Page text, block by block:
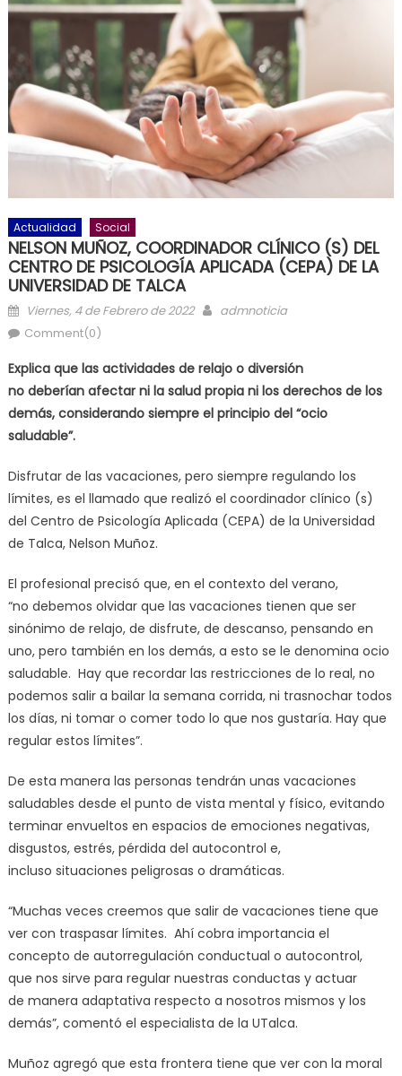
Actualidad Social
NELSON MUÑOZ, COORDINADOR CLÍNICO (S) DEL
CENTRO DE PSICOLOGÍA APLICADA (CEPA) DE LA
UNIVERSIDAD DE TALCA
Posted on
Viernes, 4 de Febrero de 2022 Author
admnoticia
Comment(0)
Explica que las actividades de relajo o diversión
no deberían afectar ni la salud propia ni los derechos de los
demás, considerando siempre el principio del “ocio
saludable”.
Disfrutar de las vacaciones, pero siempre regulando los
límites, es el llamado que realizó el coordinador clínico (s)
del Centro de Psicología Aplicada (CEPA) de la Universidad
de Talca, Nelson Muñoz.
El profesional precisó que, en el contexto del verano,
“no debemos olvidar que las vacaciones tienen que ser
sinónimo de relajo, de disfrute, de descanso, pensando en
uno, pero también en los demás, a esto se le denomina ocio
saludable. Hay que recordar las restricciones de lo real, no
podemos salir a bailar la semana corrida, ni trasnochar todos
los días, ni tomar o comer todo lo que nos gustaría. Hay que
regular estos límites”.
De esta manera las personas tendrán unas vacaciones
saludables desde el punto de vista mental y físico, evitando
terminar envueltos en espacios de emociones negativas,
disgustos, estrés, pérdida del autocontrol e,
incluso situaciones peligrosas o dramáticas.
“Muchas veces creemos que salir de vacaciones tiene que
ver con traspasar límites. Ahí cobra importancia el
concepto de autorregulación conductual o autocontrol,
que nos sirve para regular nuestras conductas y actuar
de manera adaptativa respecto a nosotros mismos y los
demás”, comentó el especialista de la UTalca.
Muñoz agregó que esta frontera tiene que ver con la moral